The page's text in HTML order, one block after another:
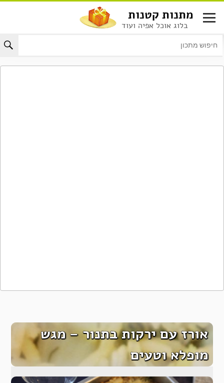
לתוכן
מתנות קטנות
בלוג אוכל אפיה ועוד
אורז עם ירקות בתנור – מגש
מופלא וטעים